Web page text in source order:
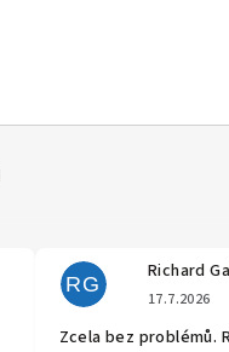
obchodu je 5 z 5 hvězdiček.
RG
Richard
17.7.2026
Zcela bez problémů.